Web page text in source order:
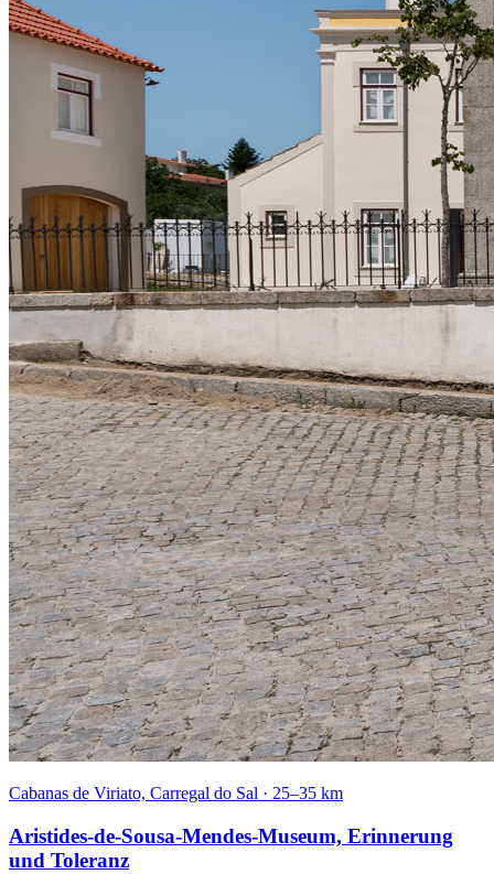
Cabanas de Viriato, Carregal do Sal · 25–35 km
Aristides-de-Sousa-Mendes-Museum, Erinnerung
und Toleranz